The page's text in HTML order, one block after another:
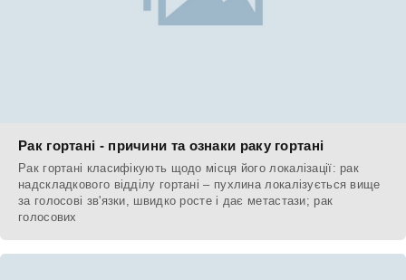
Рак гортані - причини та ознаки раку гортані
Рак гортані класифікують щодо місця його локалізації: рак
надскладкового відділу гортані – пухлина локалізується вище
за голосові зв'язки, швидко росте і дає метастази; рак
голосових